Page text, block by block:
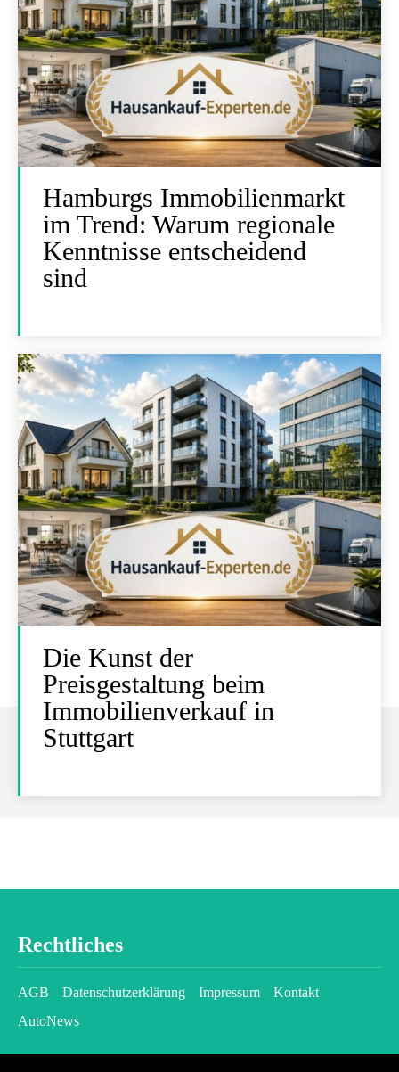
Hamburgs Immobilienmarkt
im Trend: Warum regionale
Kenntnisse entscheidend
sind
Die Kunst der
Preisgestaltung beim
Immobilienverkauf in
Stuttgart
Rechtliches
AGB Datenschutzerklärung Impressum
Kontakt
AutoNews